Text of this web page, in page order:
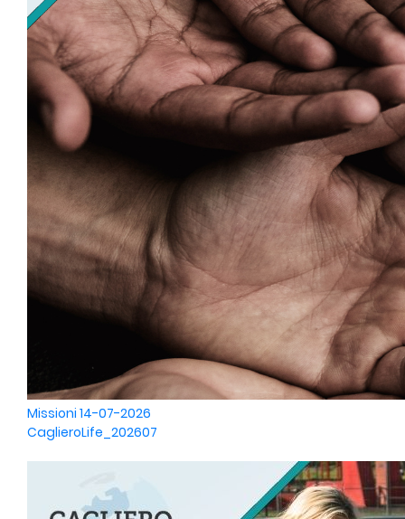
Missioni 14-07-2026
CaglieroLife_202607